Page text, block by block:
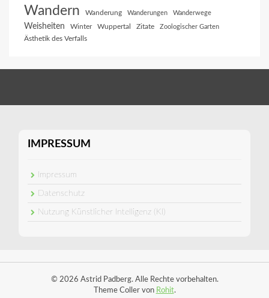
Wandern Wanderung Wanderungen Wanderwege
Weisheiten Winter Wuppertal Zitate Zoologischer Garten
Ästhetik des Verfalls
IMPRESSUM
Impressum
Datenschutz
Nutzung Künstlicher Intelligenz (KI)
© 2026 Astrid Padberg. Alle Rechte vorbehalten.
Theme Coller von Rohit.